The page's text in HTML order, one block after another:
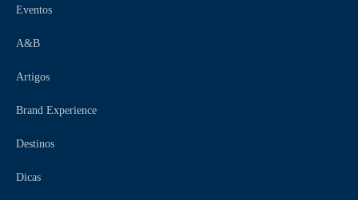
Eventos
A&B
Artigos
Brand Experience
Destinos
Dicas